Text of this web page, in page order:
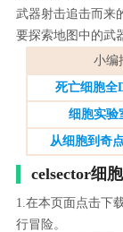
武器射击追击而来
要探索地图中的武
小编
死亡细胞全
细胞实验
从细胞到奇
celsector细
1.在本页面点击下
行冒险。